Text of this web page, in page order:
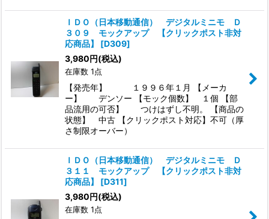
ＩＤＯ（日本移動通信） デジタルミニモ Ｄ
３０９ モックアップ 【クリックポスト非対
応商品】
[D309]
3,980円(税込)
在庫数 1点
【発売年】 １９９６年１月 【メーカ
ー】 デンソー 【モック個数】 １個 【部
品流用の可否】 つけはずし不明。 【商品の
状態】 中古 【クリックポスト対応】不可（厚
さ制限オーバー）
ＩＤＯ（日本移動通信） デジタルミニモ Ｄ
３１１ モックアップ 【クリックポスト非対
応商品】
[D311]
3,980円(税込)
在庫数 1点